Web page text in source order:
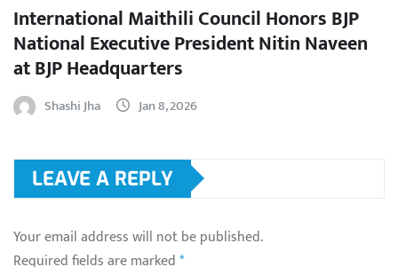
International Maithili Council Honors BJP
National Executive President Nitin Naveen
at BJP Headquarters
Shashi Jha Jan 8, 2026
LEAVE A REPLY
Your email address will not be published.
Required fields are marked*